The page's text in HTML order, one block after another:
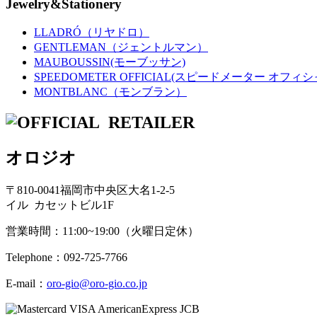
Jewelry&Stationery
LLADRÓ（リヤドロ）
GENTLEMAN（ジェントルマン）
MAUBOUSSIN(モーブッサン)
SPEEDOMETER OFFICIAL(スピードメーター オフィシ
MONTBLANC（モンブラン）
オロジオ
〒810-0041福岡市中央区大名1-2-5
イル カセットビル1F
営業時間：11:00~19:00（火曜日定休）
Telephone：092-725-7766
E-mail： oro-gio@oro-gio.co.jp